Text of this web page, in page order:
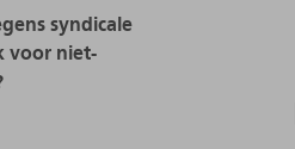
syndicale
voor niet-